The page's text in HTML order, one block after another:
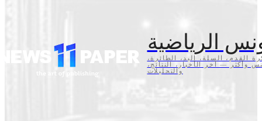
الرياضية
القدم، السلة، اليد، الطائرة،
وأكثر — آخر الأخبار، النتائج،
والتحليلات